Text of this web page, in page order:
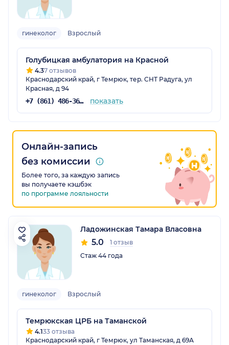
гинеколог Взрослый
Голубицкая амбулатория на Красной
4.37 отзывов
Краснодарский край, г Темрюк, тер. СНТ Радуга, ул
Красная, д 94
+7 (861) 486-36-25 показать
Онлайн-запись
без комиссии
Более того, за каждую запись
вы получаете кэшбэк
по программе лояльности
Ладожинская Тамара Власовна
5.0
1 отзыв
Стаж 44 года
гинеколог Взрослый
Темрюкская ЦРБ на Таманской
4.133 отзыва
Краснодарский край, г Темрюк, ул Таманская, д 69А